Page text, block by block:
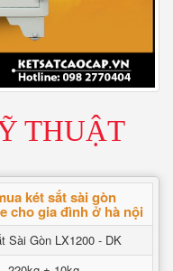
THUẬT
két sắt sài gòn
cho gia đình ở hà nội
Sài Gòn LX1200 - DK